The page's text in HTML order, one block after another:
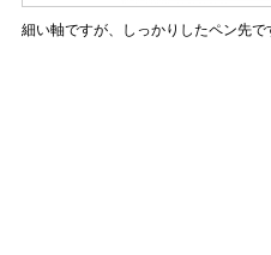
細い軸ですが、しっかりしたペン先で